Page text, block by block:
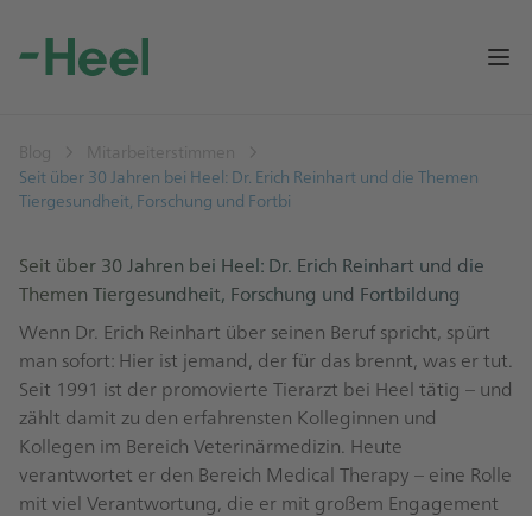
Blog
Mitarbeiterstimmen
Seit über 30 Jahren bei Heel: Dr. Erich Reinhart und die Themen
Tiergesundheit, Forschung und Fortbi
Seit über 30 Jahren bei Heel: Dr. Erich Reinhart und die
Themen Tiergesundheit, Forschung und Fortbildung
Wenn Dr. Erich Reinhart über seinen Beruf spricht, spürt
man sofort: Hier ist jemand, der für das brennt, was er tut.
Seit 1991 ist der promovierte Tierarzt bei Heel tätig – und
zählt damit zu den erfahrensten Kolleginnen und
Kollegen im Bereich Veterinärmedizin. Heute
verantwortet er den Bereich Medical Therapy – eine Rolle
mit viel Verantwortung, die er mit großem Engagement